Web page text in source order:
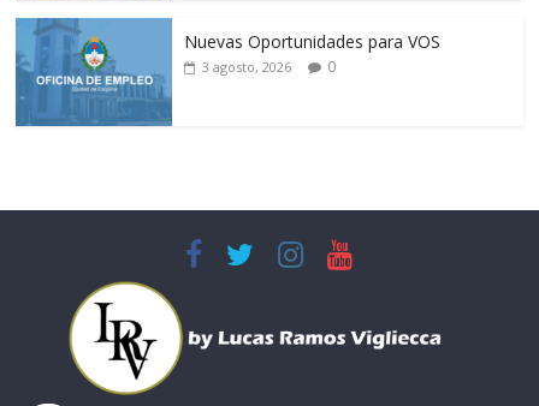
Nuevas Oportunidades para VOS
3 agosto, 2026 0